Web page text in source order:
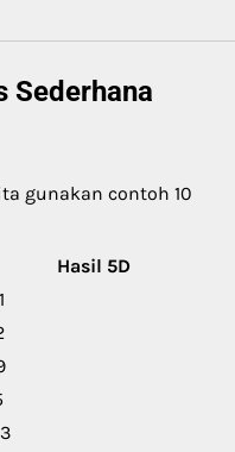
Sederhana
gunakan contoh 10
Hasil 5D